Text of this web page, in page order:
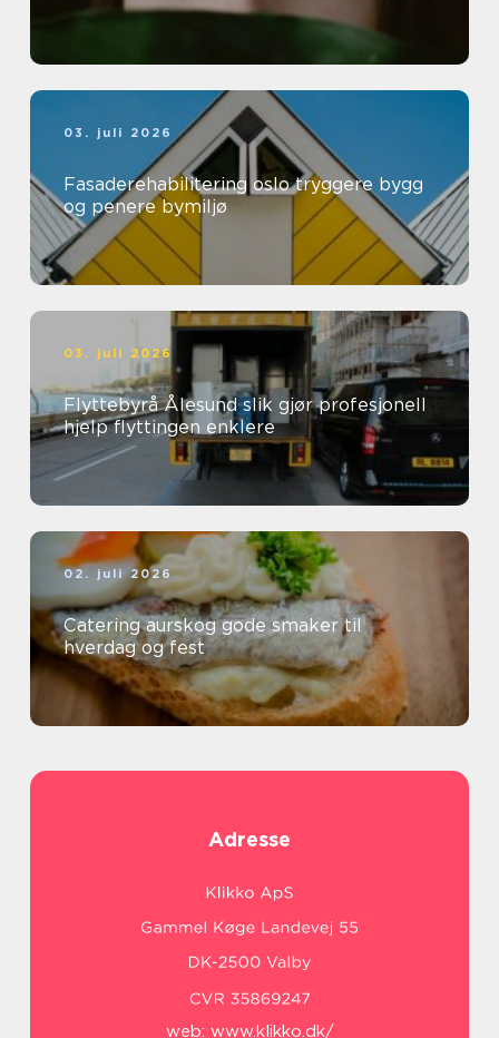
03. juli 2026
Fasaderehabilitering oslo tryggere bygg
og penere bymiljø
03. juli 2026
Flyttebyrå Ålesund slik gjør profesjonell
hjelp flyttingen enklere
02. juli 2026
Catering aurskog gode smaker til
hverdag og fest
Adresse
web: www.klikko.dk/